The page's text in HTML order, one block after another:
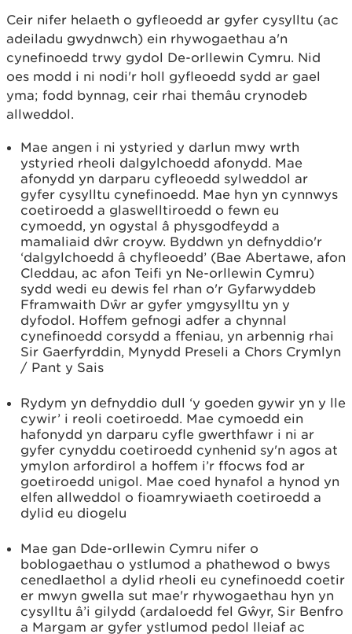
Ceir nifer helaeth o gyfleoedd ar gyfer cysylltu (ac
adeiladu gwydnwch) ein rhywogaethau a'n
cynefinoedd trwy gydol De-orllewin Cymru. Nid
oes modd i ni nodi'r holl gyfleoedd sydd ar gael
yma; fodd bynnag, ceir rhai themâu crynodeb
allweddol.
Mae angen i ni ystyried y darlun mwy wrth
ystyried rheoli dalgylchoedd afonydd. Mae
afonydd yn darparu cyfleoedd sylweddol ar
gyfer cysylltu cynefinoedd. Mae hyn yn cynnwys
coetiroedd a glaswelltiroedd o fewn eu
cymoedd, yn ogystal â physgodfeydd a
mamaliaid dŵr croyw. Byddwn yn defnyddio'r
‘dalgylchoedd â chyfleoedd’ (Bae Abertawe, afon
Cleddau, ac afon Teifi yn Ne-orllewin Cymru)
sydd wedi eu dewis fel rhan o'r Gyfarwyddeb
Fframwaith Dŵr ar gyfer ymgysylltu yn y
dyfodol. Hoffem gefnogi adfer a chynnal
cynefinoedd corsydd a ffeniau, yn arbennig rhai
Sir Gaerfyrddin, Mynydd Preseli a Chors Crymlyn
/ Pant y Sais
Rydym yn defnyddio dull ‘y goeden gywir yn y lle
cywir’ i reoli coetiroedd. Mae cymoedd ein
hafonydd yn darparu cyfle gwerthfawr i ni ar
gyfer cynyddu coetiroedd cynhenid sy'n agos at
ymylon arfordirol a hoffem i’r ffocws fod ar
goetiroedd unigol. Mae coed hynafol a hynod yn
elfen allweddol o fioamrywiaeth coetiroedd a
dylid eu diogelu
Mae gan Dde-orllewin Cymru nifer o
boblogaethau o ystlumod a phathewod o bwys
cenedlaethol a dylid rheoli eu cynefinoedd coetir
er mwyn gwella sut mae'r rhywogaethau hyn yn
cysylltu â’i gilydd (ardaloedd fel Gŵyr, Sir Benfro
a Margam ar gyfer ystlumod pedol lleiaf ac